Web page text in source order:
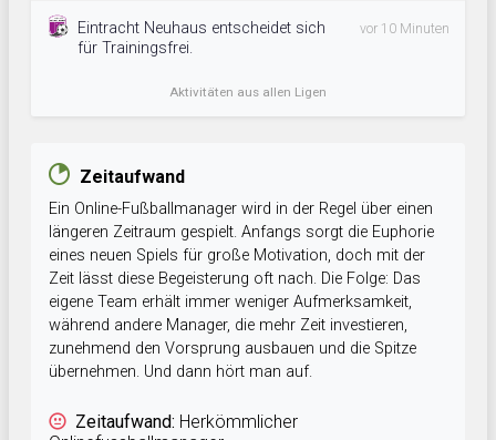
Eintracht Neuhaus entscheidet sich
für Trainingsfrei.
vor 10 Minuten
Aktivitäten aus allen Ligen
Zeitaufwand
Ein Online-Fußballmanager wird in der Regel über einen
längeren Zeitraum gespielt. Anfangs sorgt die Euphorie
eines neuen Spiels für große Motivation, doch mit der
Zeit lässt diese Begeisterung oft nach. Die Folge: Das
eigene Team erhält immer weniger Aufmerksamkeit,
während andere Manager, die mehr Zeit investieren,
zunehmend den Vorsprung ausbauen und die Spitze
übernehmen. Und dann hört man auf.
Zeitaufwand: Herkömmlicher